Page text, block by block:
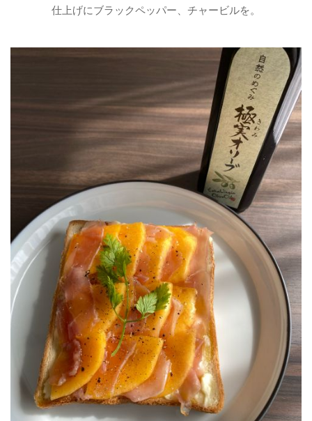
仕上げにブラックペッパー、チャービルを。